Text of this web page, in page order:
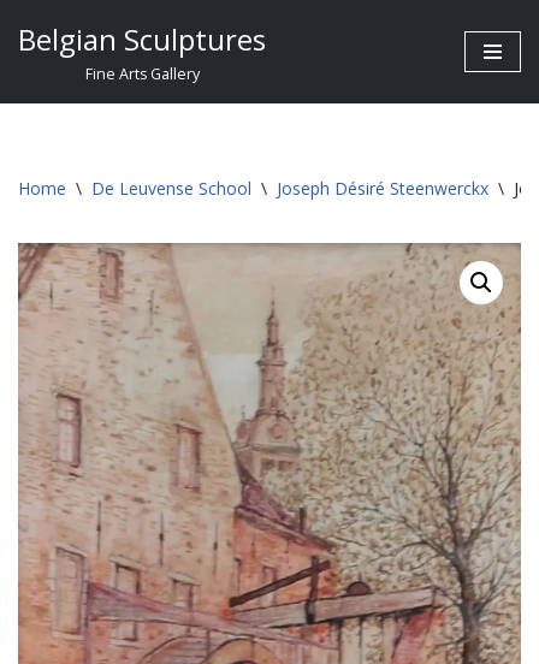
Belgian Sculptures
Fine Arts Gallery
Home \ De Leuvense School \ Joseph Désiré Steenwerckx \